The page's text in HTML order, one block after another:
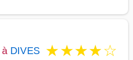
à DIVES ★★★★☆